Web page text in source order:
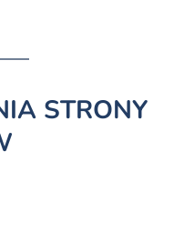
STRONY